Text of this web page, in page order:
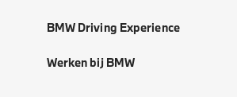
BMW Driving Experience
Werken bij BMW